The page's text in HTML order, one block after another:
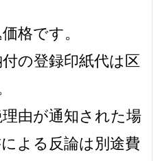
格です。
の登録印紙代は区
由が通知された場
よる反論は別途費